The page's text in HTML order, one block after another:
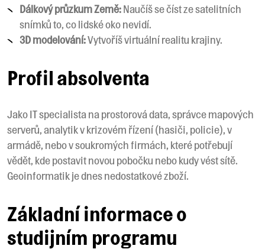
Dálkový průzkum Země:Naučíš se číst ze satelitních
snímků to, co lidské oko nevidí.
3D modelování:Vytvoříš virtuální realitu krajiny.
Profil absolventa
Jako IT specialista na prostorová data, správce mapových
serverů, analytik v krizovém řízení (hasiči, policie), v
armádě, nebo v soukromých firmách, které potřebují
vědět, kde postavit novou pobočku nebo kudy vést sítě.
Geoinformatik je dnes nedostatkové zboží.
Základní informace o
studijním programu